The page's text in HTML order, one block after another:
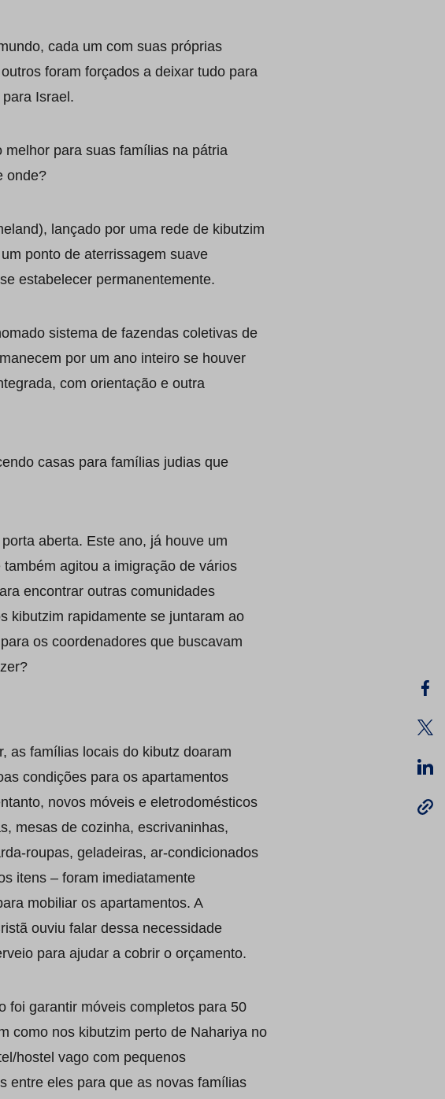
cada um com suas próprias
foram forçados a deixar tudo para
Israel.
para suas famílias na pátria
onde?
lançado por uma rede de kibutzim
ponto de aterrissagem suave
estabelecer permanentemente.
sistema de fazendas coletivas de
por um ano inteiro se houver
com orientação e outra
casas para famílias judias que
aberta. Este ano, já houve um
agitou a imigração de vários
encontrar outras comunidades
kibutzim rapidamente se juntaram ao
os coordenadores que buscavam
as famílias locais do kibutz doaram
condições para os apartamentos
novos móveis e eletrodomésticos
mesas de cozinha, escrivaninhas,
roupas, geladeiras, ar-condicionados
itens – foram imediatamente
mobiliar os apartamentos. A
ouviu falar dessa necessidade
para ajudar a cobrir o orçamento.
foi garantir móveis completos para 50
como nos kibutzim perto de Nahariya no
hostel vago com pequenos
entre eles para que as novas famílias